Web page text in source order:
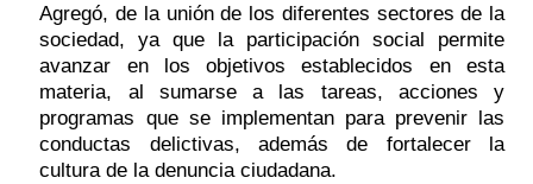
Agregó, de la unión de los diferentes sectores de la
sociedad, ya que la participación social permite
avanzar en los objetivos establecidos en esta
materia, al sumarse a las tareas, acciones y
programas que se implementan para prevenir las
conductas delictivas, además de fortalecer la
cultura de la denuncia ciudadana.